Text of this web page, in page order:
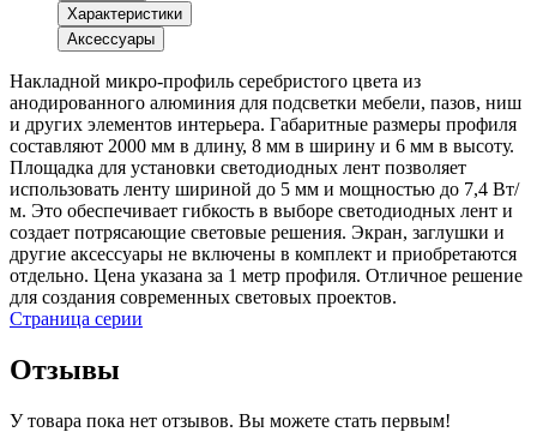
Характеристики
Аксессуары
Накладной микро-профиль серебристого цвета из
анодированного алюминия для подсветки мебели, пазов, ниш
и других элементов интерьера. Габаритные размеры профиля
составляют 2000 мм в длину, 8 мм в ширину и 6 мм в высоту.
Площадка для установки светодиодных лент позволяет
использовать ленту шириной до 5 мм и мощностью до 7,4 Вт/
м. Это обеспечивает гибкость в выборе светодиодных лент и
создает потрясающие световые решения. Экран, заглушки и
другие аксессуары не включены в комплект и приобретаются
отдельно. Цена указана за 1 метр профиля. Отличное решение
для создания современных световых проектов.
Страница серии
Отзывы
У товара пока нет отзывов. Вы можете стать первым!